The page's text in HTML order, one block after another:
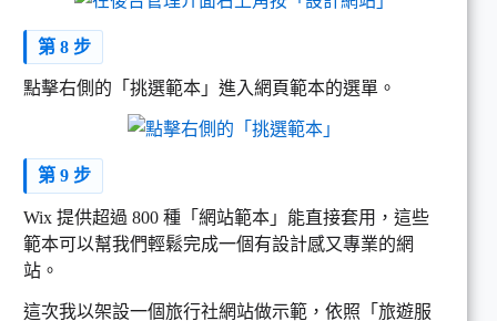
第 8 步
點擊右側的「挑選範本」進入網頁範本的選單。
第 9 步
Wix 提供超過 800 種「網站範本」能直接套用，這些
範本可以幫我們輕鬆完成一個有設計感又專業的網
站。
這次我以架設一個旅行社網站做示範，依照「旅遊服